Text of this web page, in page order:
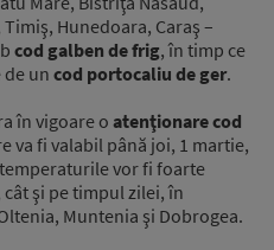
Hunedoara, Caraş –
cod galben de frig, în timp ce
un cod portocaliu de ger.
în vigoare o atenţionare cod
va fi valabil până joi, 1 martie,
vor fi foarte
şi pe timpul zilei, în
Muntenia şi Dobrogea.